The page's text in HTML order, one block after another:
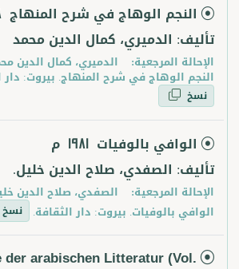
النجم الوهاج في شرح المنهاج
تأليف: الدميري، كمال الدين محمد
الإحالة المرجعية:
النجم الوهاج في شرح المنهاج. بيروت: دار
نسخ
الوافي بالوفيات 1981 م
تأليف: الصفدي، صلاح الدين خليل.
الإحالة المرجعية:
الوافي بالوفيات. بيروت: دار الثقافة. نسخ
der arabischen Litteratur (Vol.